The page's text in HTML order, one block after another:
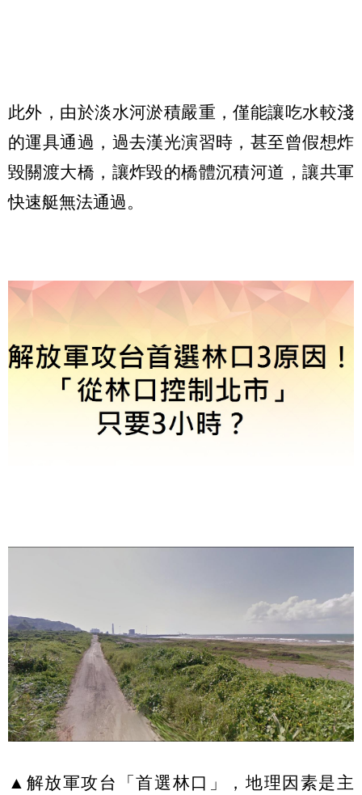
此外，由於淡水河淤積嚴重，僅能讓吃水較淺
的運具通過，過去漢光演習時，甚至曾假想炸
毀關渡大橋，讓炸毀的橋體沉積河道，讓共軍
快速艇無法通過。
▲解放軍攻台「首選林口」，地理因素是主